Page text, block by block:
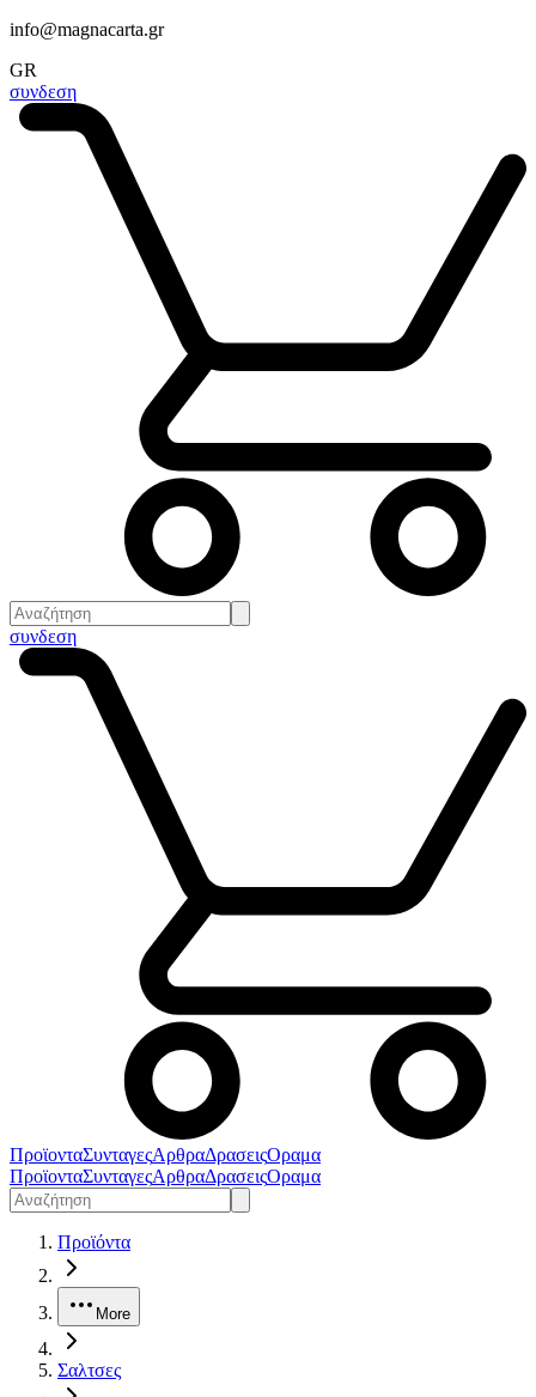
info@magnacarta.gr
GR
συνδεση
συνδεση
ΠροϊονταΣυνταγεςΑρθραΔρασειςΟραμα
ΠροϊονταΣυνταγεςΑρθραΔρασειςΟραμα
Προϊόντα
More
Σαλτσες